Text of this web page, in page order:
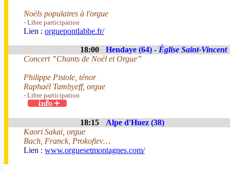
Noëls populaires à l'orgue
- Libre participation
Lien : orguepontlabbe.fr/
18:00 Hendaye (64) - Église Saint-Vincent
Concert ”Chants de Noël et Orgue”
Philippe Pistole, ténor
Raphaël Tambyeff, orgue
- Libre participation
18:15
Alpe d'Huez (38)
Kaori Sakai, orgue
Bach, Franck, Prokofiev…
Lien : www.orguesetmontagnes.com/